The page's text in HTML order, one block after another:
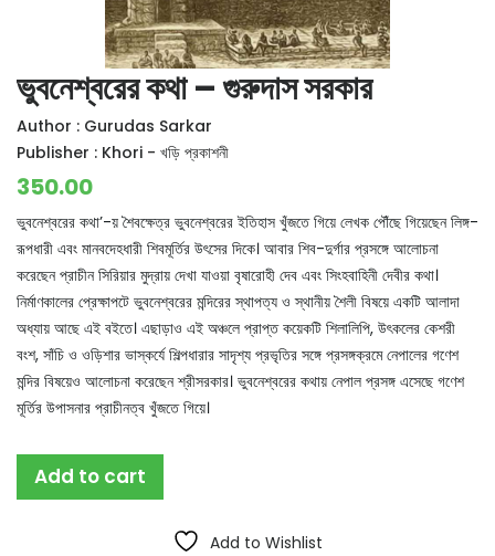
ভুবনেশ্বরের কথা – গুরুদাস সরকার
Author : Gurudas Sarkar
Publisher : Khori - খড়ি প্রকাশনী
350.00
ভুবনেশ্বরের কথা’-য় শৈবক্ষেত্র ভুবনেশ্বরের ইতিহাস খুঁজতে গিয়ে লেখক পৌঁছে গিয়েছেন লিঙ্গ-
রূপধারী এবং মানবদেহধারী শিবমূর্তির উৎসের দিকে। আবার শিব-দুর্গার প্রসঙ্গে আলোচনা
করেছেন প্রাচীন সিরিয়ার মুদ্রায় দেখা যাওয়া বৃষারোহী দেব এবং সিংহবাহিনী দেবীর কথা।
নির্মাণকালের প্রেক্ষাপটে ভুবনেশ্বরের মন্দিরের স্থাপত্য ও স্থানীয় শৈলী বিষয়ে একটি আলাদা
অধ্যায় আছে এই বইতে। এছাড়াও এই অঞ্চলে প্রাপ্ত কয়েকটি শিলালিপি, উৎকলের কেশরী
বংশ, সাঁচি ও ওড়িশার ভাস্কর্যে শিল্পধারার সাদৃশ্য প্রভৃতির সঙ্গে প্রসঙ্গক্রমে নেপালের গণেশ
মন্দির বিষয়েও আলোচনা করেছেন শ্রীসরকার। ভুবনেশ্বরের কথায় নেপাল প্রসঙ্গ এসেছে গণেশ
মূর্তির উপাসনার প্রাচীনত্ব খুঁজতে গিয়ে।
Add to cart
Add to Wishlist